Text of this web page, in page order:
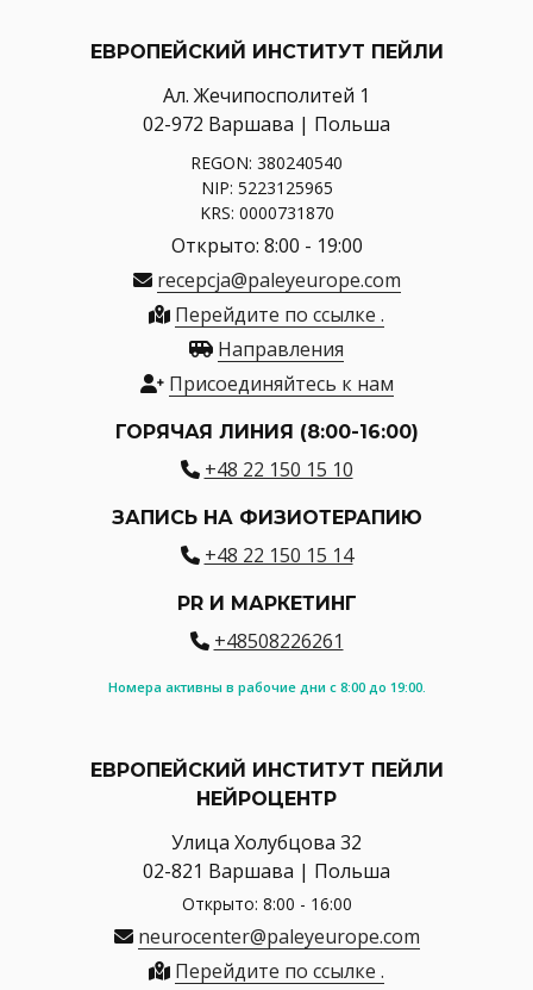
ЕВРОПЕЙСКИЙ ИНСТИТУТ ПЕЙЛИ
Ал. Жечипосполитей 1
02-972 Варшава | Польша
REGON: 380240540
NIP: 5223125965
KRS: 0000731870
Открыто: 8:00 - 19:00
recepcja@paleyeurope.com
Перейдите по ссылке .
Направления
Присоединяйтесь к нам
ГОРЯЧАЯ ЛИНИЯ (8:00-16:00)
+48 22 150 15 10
ЗАПИСЬ НА ФИЗИОТЕРАПИЮ
+48 22 150 15 14
PR И МАРКЕТИНГ
+48508226261
Номера активны в рабочие дни с 8:00 до 19:00.
ЕВРОПЕЙСКИЙ ИНСТИТУТ ПЕЙЛИ
НЕЙРОЦЕНТР
Улица Холубцова 32
02-821 Варшава | Польша
Открыто: 8:00 - 16:00
neurocenter@paleyeurope.com
Перейдите по ссылке .